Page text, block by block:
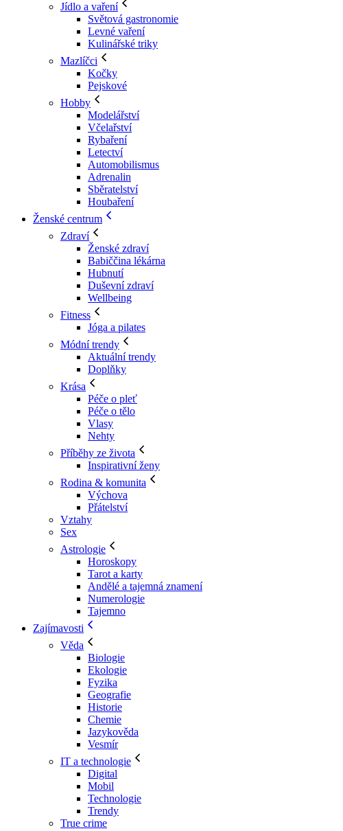
Jídlo a vaření
Světová gastronomie
Levné vaření
Kulinářské triky
Mazlíčci
Kočky
Pejskové
Hobby
Modelářství
Včelařství
Rybaření
Letectví
Automobilismus
Adrenalin
Sběratelství
Houbaření
Ženské centrum
Zdraví
Ženské zdraví
Babiččina lékárna
Hubnutí
Duševní zdraví
Wellbeing
Fitness
Jóga a pilates
Módní trendy
Aktuální trendy
Doplňky
Krása
Péče o pleť
Péče o tělo
Vlasy
Nehty
Příběhy ze života
Inspirativní ženy
Rodina & komunita
Výchova
Přátelství
Vztahy
Sex
Astrologie
Horoskopy
Tarot a karty
Andělé a tajemná znamení
Numerologie
Tajemno
Zajímavosti
Věda
Biologie
Ekologie
Fyzika
Geografie
Historie
Chemie
Jazykověda
Vesmír
IT a technologie
Digital
Mobil
Technologie
Trendy
True crime